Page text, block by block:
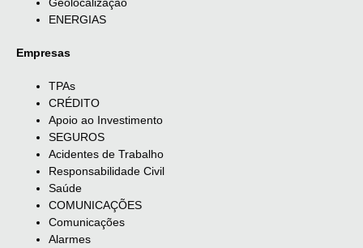
ENERGIAS
Empresas
TPAs
CRÉDITO
Apoio ao Investimento
SEGUROS
Acidentes de Trabalho
Responsabilidade Civil
Saúde
COMUNICAÇÕES
Comunicações
Alarmes